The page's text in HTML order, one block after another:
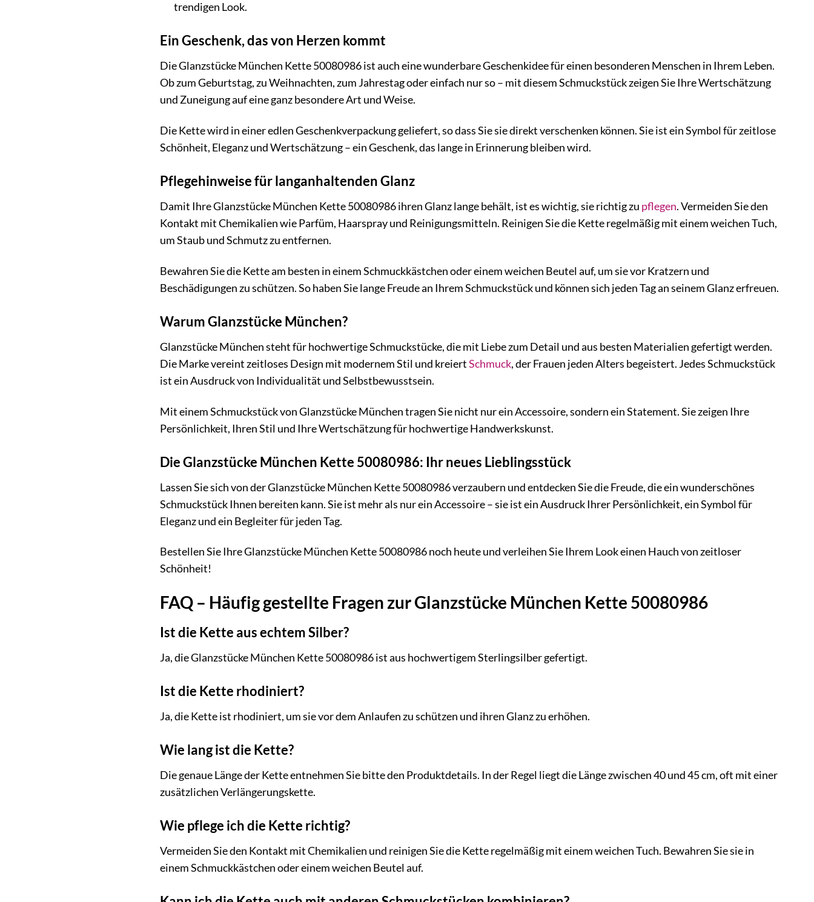
trendigen Look.
Ein Geschenk, das von Herzen kommt
Die Glanzstücke München Kette 50080986 ist auch eine wunderbare Geschenkidee für einen besonderen Menschen in Ihrem Leben.
Ob zum Geburtstag, zu Weihnachten, zum Jahrestag oder einfach nur so – mit diesem Schmuckstück zeigen Sie Ihre Wertschätzung
und Zuneigung auf eine ganz besondere Art und Weise.
Die Kette wird in einer edlen Geschenkverpackung geliefert, so dass Sie sie direkt verschenken können. Sie ist ein Symbol für zeitlose
Schönheit, Eleganz und Wertschätzung – ein Geschenk, das lange in Erinnerung bleiben wird.
Pflegehinweise für langanhaltenden Glanz
Damit Ihre Glanzstücke München Kette 50080986 ihren Glanz lange behält, ist es wichtig, sie richtig zu pflegen. Vermeiden Sie den
Kontakt mit Chemikalien wie Parfüm, Haarspray und Reinigungsmitteln. Reinigen Sie die Kette regelmäßig mit einem weichen Tuch,
um Staub und Schmutz zu entfernen.
Bewahren Sie die Kette am besten in einem Schmuckkästchen oder einem weichen Beutel auf, um sie vor Kratzern und
Beschädigungen zu schützen. So haben Sie lange Freude an Ihrem Schmuckstück und können sich jeden Tag an seinem Glanz erfreuen.
Warum Glanzstücke München?
Glanzstücke München steht für hochwertige Schmuckstücke, die mit Liebe zum Detail und aus besten Materialien gefertigt werden.
Die Marke vereint zeitloses Design mit modernem Stil und kreiertSchmuck, der Frauen jeden Alters begeistert. Jedes Schmuckstück
ist ein Ausdruck von Individualität und Selbstbewusstsein.
Mit einem Schmuckstück von Glanzstücke München tragen Sie nicht nur ein Accessoire, sondern ein Statement. Sie zeigen Ihre
Persönlichkeit, Ihren Stil und Ihre Wertschätzung für hochwertige Handwerkskunst.
Die Glanzstücke München Kette 50080986: Ihr neues Lieblingsstück
Lassen Sie sich von der Glanzstücke München Kette 50080986 verzaubern und entdecken Sie die Freude, die ein wunderschönes
Schmuckstück Ihnen bereiten kann. Sie ist mehr als nur ein Accessoire – sie ist ein Ausdruck Ihrer Persönlichkeit, ein Symbol für
Eleganz und ein Begleiter für jeden Tag.
Bestellen Sie Ihre Glanzstücke München Kette 50080986 noch heute und verleihen Sie Ihrem Look einen Hauch von zeitloser
Schönheit!
FAQ – Häufig gestellte Fragen zur Glanzstücke München Kette 50080986
Ist die Kette aus echtem Silber?
Ja, die Glanzstücke München Kette 50080986 ist aus hochwertigem Sterlingsilber gefertigt.
Ist die Kette rhodiniert?
Ja, die Kette ist rhodiniert, um sie vor dem Anlaufen zu schützen und ihren Glanz zu erhöhen.
Wie lang ist die Kette?
Die genaue Länge der Kette entnehmen Sie bitte den Produktdetails. In der Regel liegt die Länge zwischen 40 und 45 cm, oft mit einer
zusätzlichen Verlängerungskette.
Wie pflege ich die Kette richtig?
Vermeiden Sie den Kontakt mit Chemikalien und reinigen Sie die Kette regelmäßig mit einem weichen Tuch. Bewahren Sie sie in
einem Schmuckkästchen oder einem weichen Beutel auf.